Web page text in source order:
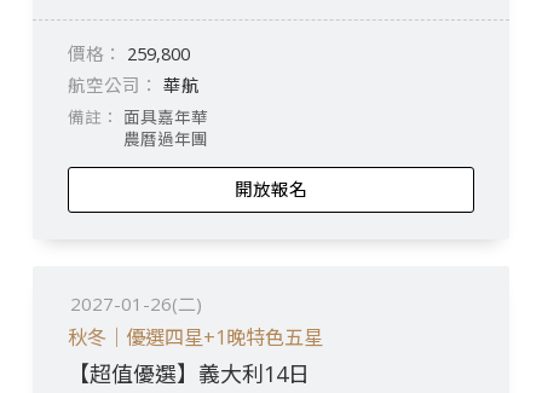
259,800
華航
開放報名
面具嘉年華
農曆過年團
2027-01-26(二)
秋冬｜優選四星+1晚特色五星
【超值優選】義大利14日